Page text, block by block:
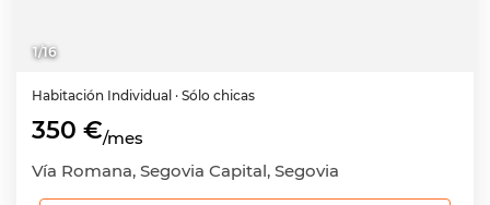
1/16
Habitación Individual · Sólo chicas
350 €/mes
Vía Romana, Segovia Capital, Segovia